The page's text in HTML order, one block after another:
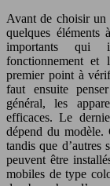
Avant de choisir
quelques éléments
importants qui
fonctionnement et
premier point à
faut ensuite
général, les
efficaces. Le
dépend du modèle.
tandis que d’autres
peuvent être
mobiles de type